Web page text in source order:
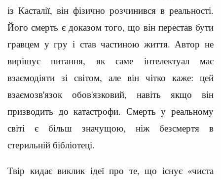
із Касталії, він фізично розчинився в реальності.
Його смерть є доказом того, що він перестав бути
гравцем у гру і став частиною життя. Автор не
вирішує питання, як саме інтелектуал має
взаємодіяти зі світом, але він чітко каже: цей
взаємозв'язок обов'язковий, навіть якщо він
призводить до катастрофи. Смерть у реальному
світі є більш значущою, ніж безсмертя в
стерильній бібліотеці.
Твір кидає виклик ідеї про те, що існує «чиста